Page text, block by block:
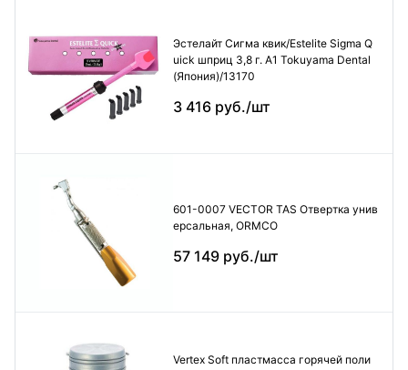
Эстелайт Сигма квик/Estelite Sigma Q
uick шприц 3,8 г. А1 Tokuyama Dental
(Япония)/13170
3 416 руб./шт
601-0007 VECTOR TAS Отвертка унив
ерсальная, ORMCO
57 149 руб./шт
Vertex Soft пластмасса горячей поли